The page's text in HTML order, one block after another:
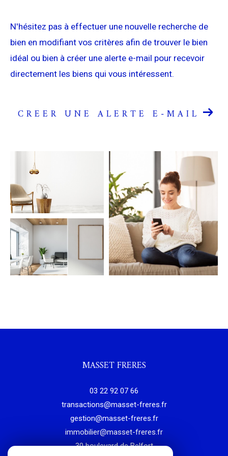
N'hésitez pas à effectuer une nouvelle recherche de
bien en modifiant vos critères afin de trouver le bien
idéal ou bien à créer une alerte e-mail pour recevoir
directement les biens qui vous intéressent.
CREER UNE ALERTE E-MAIL
MASSET FRERES
03 22 92 07 66
transactions@masset-freres.fr
gestion@masset-freres.fr
immobilier@masset-freres.fr
30 boulevard de Belfort
Surface
Pièces
Référence
AFFINER LES CRITÈRES
PARKING PISCINE
FILTRER PAR
COUPS DE COEUR EXCLUSIVITÉS